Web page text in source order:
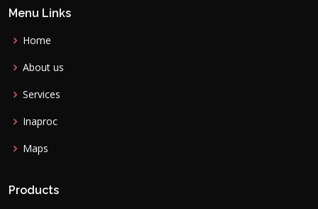
Menu Links
Home
About us
Services
Inaproc
Maps
Products